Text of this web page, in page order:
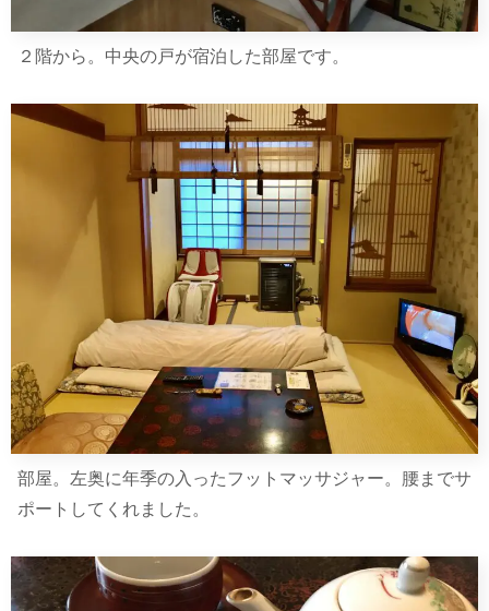
２階から。中央の戸が宿泊した部屋です。
部屋。左奥に年季の入ったフットマッサジャー。腰までサ
ポートしてくれました。